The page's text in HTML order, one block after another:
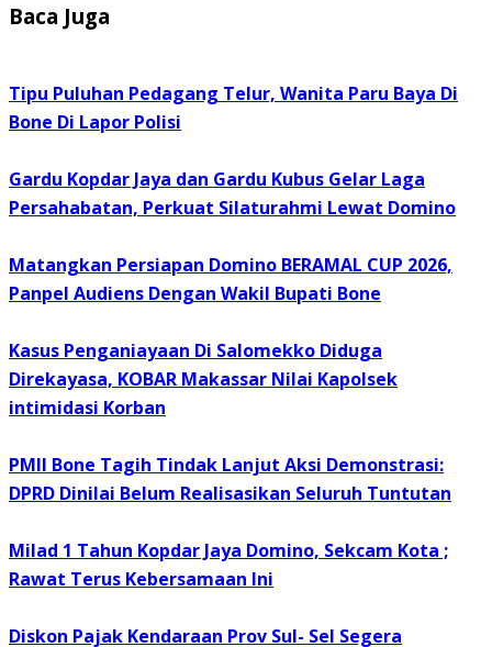
Baca Juga
Tipu Puluhan Pedagang Telur, Wanita Paru Baya Di
Bone Di Lapor Polisi
Gardu Kopdar Jaya dan Gardu Kubus Gelar Laga
Persahabatan, Perkuat Silaturahmi Lewat Domino
Matangkan Persiapan Domino BERAMAL CUP 2026,
Panpel Audiens Dengan Wakil Bupati Bone
Kasus Penganiayaan Di Salomekko Diduga
Direkayasa, KOBAR Makassar Nilai Kapolsek
intimidasi Korban
PMII Bone Tagih Tindak Lanjut Aksi Demonstrasi:
DPRD Dinilai Belum Realisasikan Seluruh Tuntutan
Milad 1 Tahun Kopdar Jaya Domino, Sekcam Kota ;
Rawat Terus Kebersamaan Ini
Diskon Pajak Kendaraan Prov Sul- Sel Segera